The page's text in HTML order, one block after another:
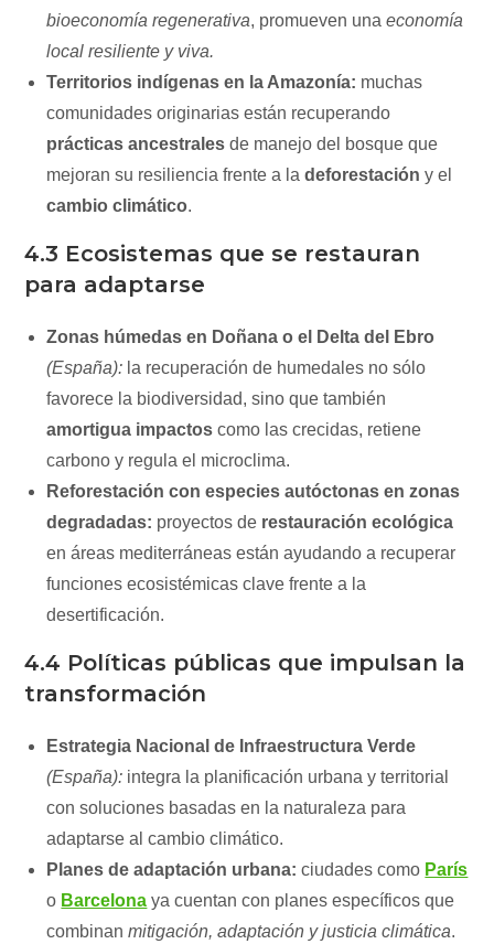
bioeconomía regenerativa, promueven unaeconomía
local resiliente y viva.
Territorios indígenas en la Amazonía: muchas
comunidades originarias están recuperando
prácticas ancestrales de manejo del bosque que
mejoran su resiliencia frente a ladeforestación y el
cambio climático.
4.3 Ecosistemas que se restauran
para adaptarse
Zonas húmedas en Doñana o el Delta del Ebro
(España): la recuperación de humedales no sólo
favorece la biodiversidad, sino que también
amortigua impactos como las crecidas, retiene
carbono y regula el microclima.
Reforestación con especies autóctonas en zonas
degradadas: proyectos de restauración ecológica
en áreas mediterráneas están ayudando a recuperar
funciones ecosistémicas clave frente a la
desertificación.
4.4 Políticas públicas que impulsan la
transformación
Estrategia Nacional de Infraestructura Verde
(España): integra la planificación urbana y territorial
con soluciones basadas en la naturaleza para
adaptarse al cambio climático.
Planes de adaptación urbana: ciudades como París
o Barcelona ya cuentan con planes específicos que
combinanmitigación, adaptación y justicia climática.